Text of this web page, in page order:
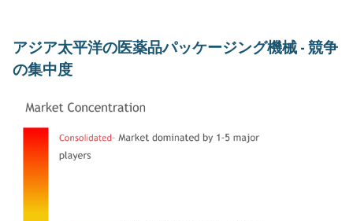
アジア太平洋の医薬品パッケージング機械 - 競争
の集中度